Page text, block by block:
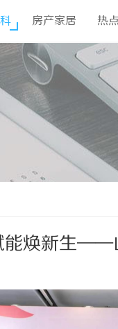
房产家居 热
能焕新生——